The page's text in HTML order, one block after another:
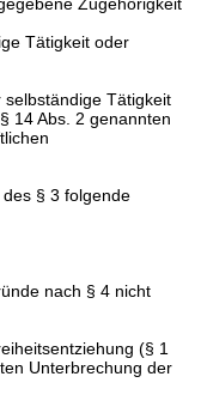
Tätigkeit oder
Tätigkeit
14 Abs. 2 genannten
§ 3 folgende
nach § 4 nicht
(§ 1
Unterbrechung der